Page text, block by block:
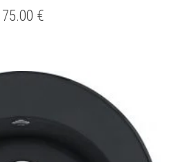
75.00 €